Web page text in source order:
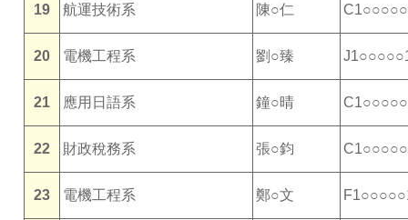
19 航運技術系 陳○仁
20 電機工程系 劉○臻
21 應用日語系 鐘○晴
22 財政稅務系 張○鈞
23 電機工程系 鄭○文